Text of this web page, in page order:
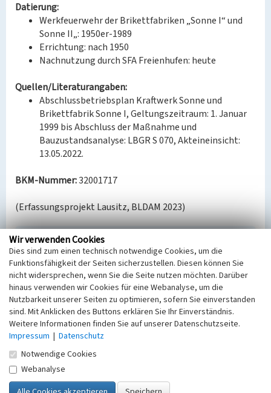
Datierung:
Werkfeuerwehr der Brikettfabriken „Sonne I“ und
Sonne II„: 1950er-1989
Errichtung: nach 1950
Nachnutzung durch SFA Freienhufen: heute
Quellen/Literaturangaben:
Abschlussbetriebsplan Kraftwerk Sonne und
Brikettfabrik Sonne I, Geltungszeitraum: 1. Januar
1999 bis Abschluss der Maßnahme und
Bauzustandsanalyse: LBGR S 070, Akteineinsicht:
13.05.2022.
BKM-Nummer:32001717
(Erfassungsprojekt Lausitz, BLDAM 2023)
Werkfeuerwehr der Brikettfabriken Sonne I und
Sonne II
Schlagwörter
Brikettfabrik
Ort
Großräschen
Fachsicht(en)
Denkmalpflege
Erfassungsmaßstab
Keine Angabe
Erfassungsmethode
Wir verwenden Cookies
Dies sind zum einen technisch notwendige Cookies, um die
Funktionsfähigkeit der Seiten sicherzustellen. Diesen können Sie
nicht widersprechen, wenn Sie die Seite nutzen möchten. Darüber
hinaus verwenden wir Cookies für eine Webanalyse, um die
Nutzbarkeit unserer Seiten zu optimieren, sofern Sie einverstanden
sind. Mit Anklicken des Buttons erklären Sie Ihr Einverständnis.
Weitere Informationen finden Sie auf unserer Datenschutzseite.
Impressum | Datenschutz
Notwendige Cookies
Webanalyse